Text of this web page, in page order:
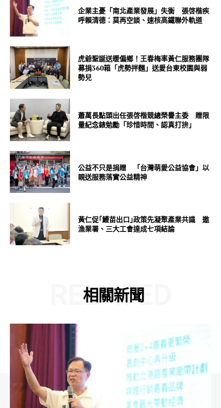
企業主憂「南北產業發展」失衡 張啓楷疾
呼賴清德：莫再空談、速核高鐵聯外軌道
虎爺聖誕送暖偏鄉！王春梅率黃仁服務團隊
募捐360箱「虎勢拌麵」送愛台東校園與弱
勢兒
蕭萬長點頭出任張啓楷競總榮譽主委 贈限
量紀念錶勉勵「珍惜時間、認真打拚」
公益不只是捐贈 「台灣萌愛公益協會」以
親送服務落實公益精神
黃仁促｢鰻苗出口｣政策先凝聚產業共識 邀
漁業署、三大工會達成七項結論
相關新聞
RELATED